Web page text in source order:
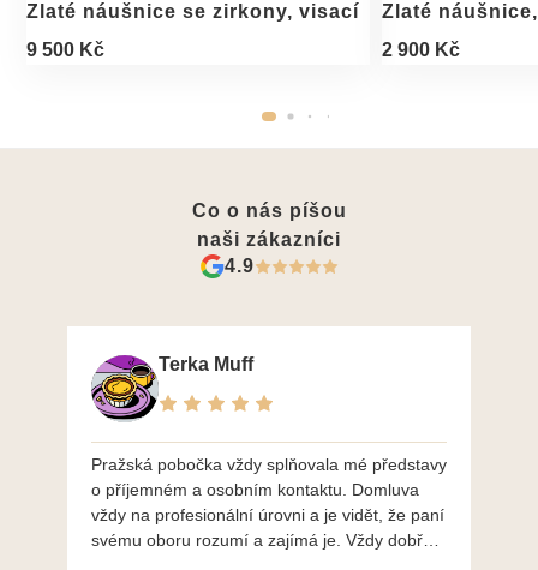
Zlaté náušnice se zirkony, visací
9 500 Kč
Zlaté
2 900 Kč
Co o nás píšou
naši zákazníci
4.9
Terka Muff
Pražská pobočka vždy splňovala mé představy
o příjemném a osobním kontaktu. Domluva
vždy na profesionální úrovni a je vidět, že paní
svému oboru rozumí a zajímá je. Vždy dobře a